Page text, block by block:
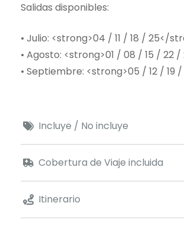
Incluye / No incluye
Cobertura de Viaje incluida
Itinerario
Salidas disponibles:
• Julio: <strong>04 / 11 / 18 / 25</
• Agosto: <strong>01 / 08 / 15 / 22
• Septiembre: <strong>05 / 12 / 19